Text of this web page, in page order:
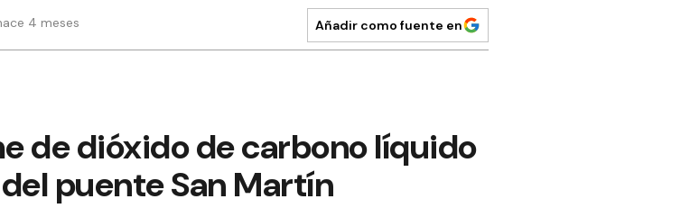
4 meses Añadir como fuente en
de dióxido de carbono líquido
puente San Martín